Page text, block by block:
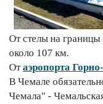
От стелы на
около 107 км.
Отаэропорта
В Чемале
Чемала" -